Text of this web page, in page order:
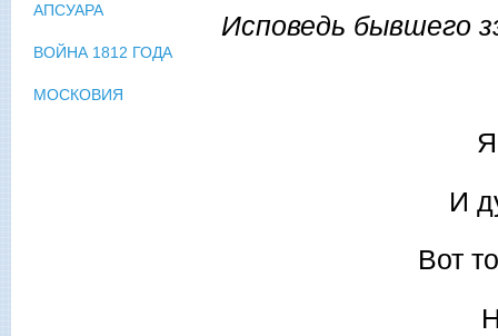
Исповедь бывшего
И
Вот
АПСУАРА
ВОЙНА 1812 ГОДА
МОСКОВИЯ